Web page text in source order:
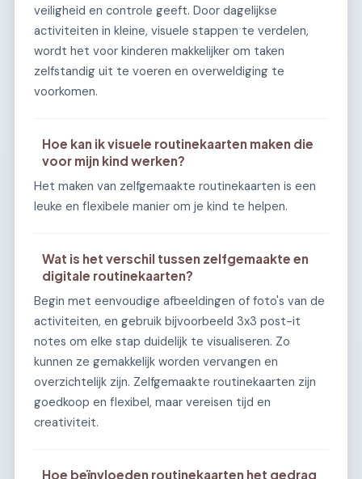
veiligheid en controle geeft. Door dagelijkse
activiteiten in kleine, visuele stappen te verdelen,
wordt het voor kinderen makkelijker om taken
zelfstandig uit te voeren en overweldiging te
voorkomen.
Hoe kan ik visuele routinekaarten maken die
voor mijn kind werken?
Het maken van zelfgemaakte routinekaarten is een
leuke en flexibele manier om je kind te helpen.
Wat is het verschil tussen zelfgemaakte en
digitale routinekaarten?
Begin met eenvoudige afbeeldingen of foto's van de
activiteiten, en gebruik bijvoorbeeld 3x3 post-it
notes om elke stap duidelijk te visualiseren. Zo
kunnen ze gemakkelijk worden vervangen en
overzichtelijk zijn. Zelfgemaakte routinekaarten zijn
goedkoop en flexibel, maar vereisen tijd en
creativiteit.
Hoe beïnvloeden routinekaarten het gedrag